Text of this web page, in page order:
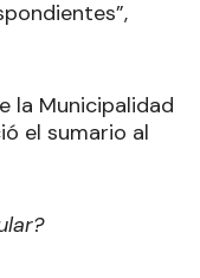
la Municipalidad
el sumario al